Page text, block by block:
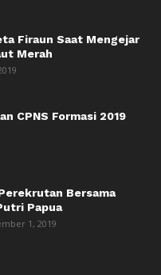
Firaun Saat Mengejar
Merah
CPNS Formasi 2019
Bersama
Papua
1, 2019